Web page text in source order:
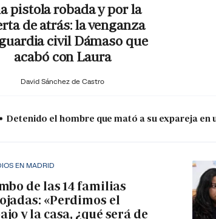
pistola robada y por la
de atrás: la venganza
civil Dámaso que
acabó con Laura
David Sánchez de Castro
Detenido el hombre que mató a su expareja
EN MADRID
de las 14 familias
«Perdimos el
y la casa, ¿qué será de